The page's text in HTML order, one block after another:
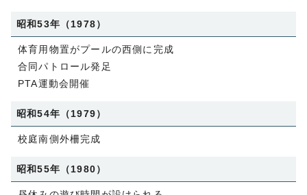
昭和53年（1978）
体育用物置がプールの西側に完成
合同パトロール発足
PTA運動会開催
昭和54年（1979）
校庭南側外柵完成
昭和55年（1980）